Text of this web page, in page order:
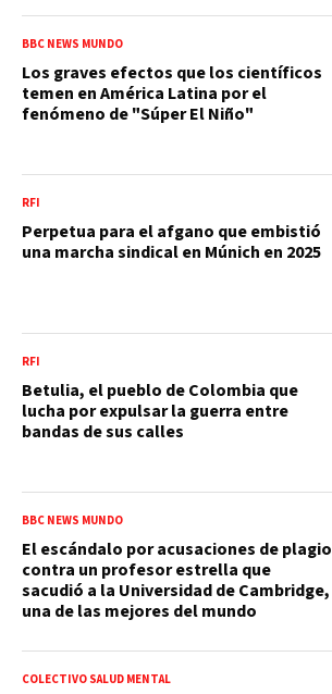
BBC NEWS MUNDO
Los graves efectos que los científicos
temen en América Latina por el
fenómeno de "Súper El Niño"
RFI
Perpetua para el afgano que embistió
una marcha sindical en Múnich en 2025
RFI
Betulia, el pueblo de Colombia que
lucha por expulsar la guerra entre
bandas de sus calles
BBC NEWS MUNDO
El escándalo por acusaciones de plagio
contra un profesor estrella que
sacudió a la Universidad de Cambridge,
una de las mejores del mundo
COLECTIVO SALUD MENTAL